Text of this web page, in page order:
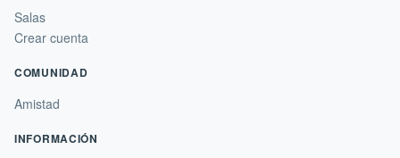
Salas
Crear cuenta
COMUNIDAD
Amistad
INFORMACIÓN